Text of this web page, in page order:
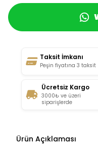
Taksit İmkanı
Peşin fiyatına 3 taksit
Ücretsiz Kargo
3000₺ ve üzeri
siparişlerde
Ürün Açıklaması